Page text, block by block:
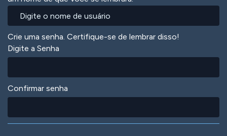
Crie uma senha. Certifique-se de lembrar disso!
Digite a Senha
Confirmar senha